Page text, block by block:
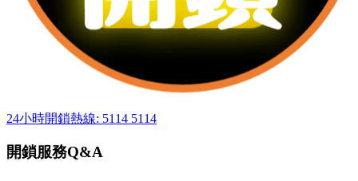
24小時開鎖熱線: 5114 5114
開鎖服務Q&A